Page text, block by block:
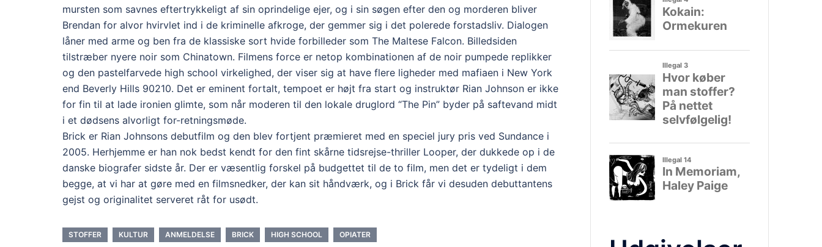
mursten som savnes eftertrykkeligt af sin oprindelige ejer, og i sin søgen efter den og morderen bliver
Brendan for alvor hvirvlet ind i de kriminelle afkroge, der gemmer sig i det polerede forstadsliv. Dialogen
låner med arme og ben fra de klassiske sort hvide forbilleder som The Maltese Falcon. Billedsiden
tilstræber nyere noir som Chinatown. Filmens force er netop kombinationen af de noir pumpede replikker
og den pastelfarvede high school virkelighed, der viser sig at have flere ligheder med mafiaen i New York
end Beverly Hills 90210. Det er eminent fortalt, tempoet er højt fra start og instruktør Rian Johnson er ikke
for fin til at lade ironien glimte, som når moderen til den lokale druglord “The Pin” byder på saftevand midt
i et dødsens alvorligt for-retningsmøde.
Brick er Rian Johnsons debutfilm og den blev fortjent præmieret med en speciel jury pris ved Sundance i
2005. Herhjemme er han nok bedst kendt for den fint skårne tidsrejse-thriller Looper, der dukkede op i de
danske biografer sidste år. Der er væsentlig forskel på budgettet til de to film, men det er tydeligt i dem
begge, at vi har at gøre med en filmsnedker, der kan sit håndværk, og i Brick får vi desuden debuttantens
gejst og originalitet serveret råt for usødt.
STOFFER KULTUR ANMELDELSE BRICK HIGH SCHOOL OPIATER